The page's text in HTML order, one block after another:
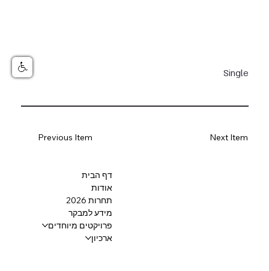
Single
Next Item
Previous Item
דף הבית
אודות
תחרות 2026
מידע למבקר
פרויקטים מיוחדים
ארכיון